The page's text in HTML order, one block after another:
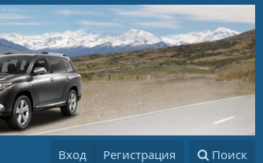
Вход Регистрация Поиск